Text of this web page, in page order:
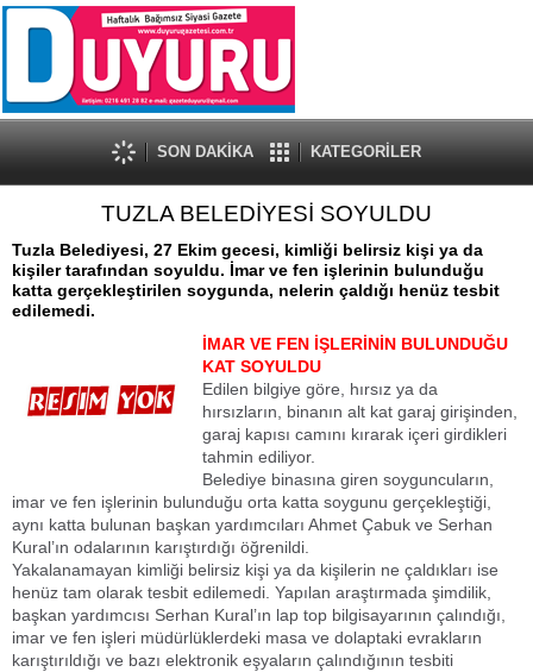
SON DAKİKA KATEGORİLER
TUZLA BELEDİYESİ SOYULDU
Tuzla Belediyesi, 27 Ekim gecesi, kimliği belirsiz kişi ya da
kişiler tarafından soyuldu. İmar ve fen işlerinin bulunduğu
katta gerçekleştirilen soygunda, nelerin çaldığı henüz tesbit
edilemedi.
İMAR VE FEN İŞLERİNİN BULUNDUĞU
KAT SOYULDU
Edilen bilgiye göre, hırsız ya da
hırsızların, binanın alt kat garaj girişinden,
garaj kapısı camını kırarak içeri girdikleri
tahmin ediliyor.
Belediye binasına giren soyguncuların,
imar ve fen işlerinin bulunduğu orta katta soygunu gerçekleştiği,
aynı katta bulunan başkan yardımcıları Ahmet Çabuk ve Serhan
Kural’ın odalarının karıştırdığı öğrenildi.
Yakalanamayan kimliği belirsiz kişi ya da kişilerin ne çaldıkları ise
henüz tam olarak tesbit edilemedi. Yapılan araştırmada şimdilik,
başkan yardımcısı Serhan Kural’ın lap top bilgisayarının çalındığı,
imar ve fen işleri müdürlüklerdeki masa ve dolaptaki evrakların
karıştırıldığı ve bazı elektronik eşyaların çalındığının tesbiti